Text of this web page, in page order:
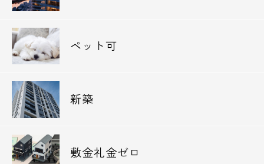
ペット可
新築
敷金礼金ゼロ
0120-500-529
メールでお問い合わせ